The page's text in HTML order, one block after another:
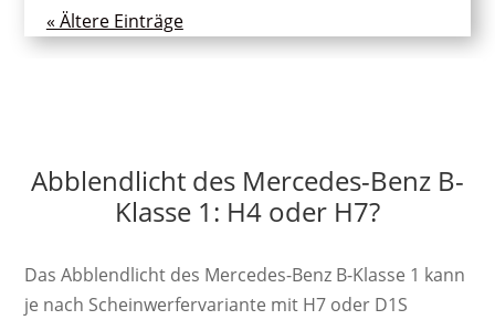
« Ältere Einträge
Abblendlicht des Mercedes-Benz B-
Klasse 1: H4 oder H7?
Das Abblendlicht des Mercedes-Benz B-Klasse 1 kann
je nach Scheinwerfervariante mit H7 oder D1S